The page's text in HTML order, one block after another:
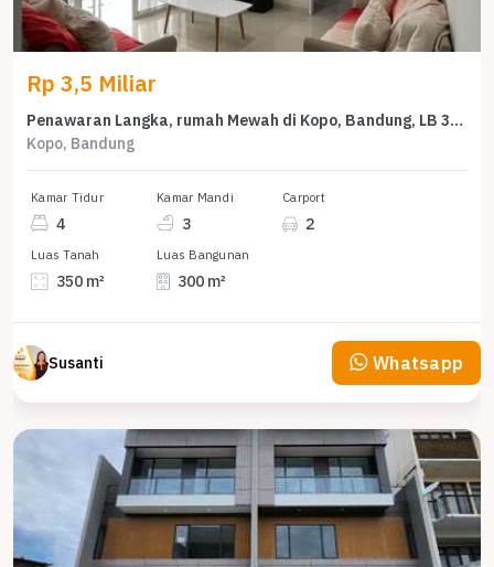
Rp 3,5 Miliar
Penawaran Langka, rumah Mewah di Kopo, Bandung, LB 300m²
Kopo, Bandung
Kamar Tidur
4
Kamar Mandi
3
Carport
2
Luas Tanah
350 m²
Luas Bangunan
300 m²
Susanti Whatsapp